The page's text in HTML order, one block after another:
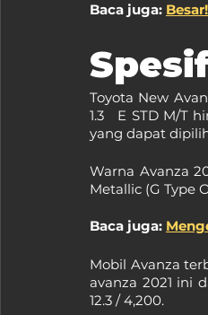
Baca juga:
Toyota New
1.3   E STD M/T
yang dapat
Warna Avanza
Metallic (G Type
Baca juga:
Mobil Avanza
avanza 2021 ini
12.3 / 4,200.